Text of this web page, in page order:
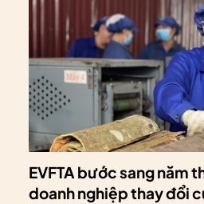
EVFTA bước sang năm
doanh nghiệp thay đổi